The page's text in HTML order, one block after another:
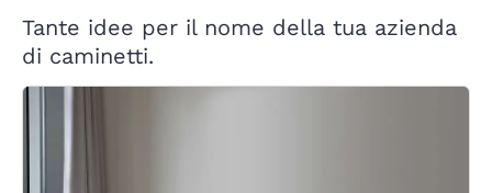
Tante idee per il nome della tua azienda
di caminetti.